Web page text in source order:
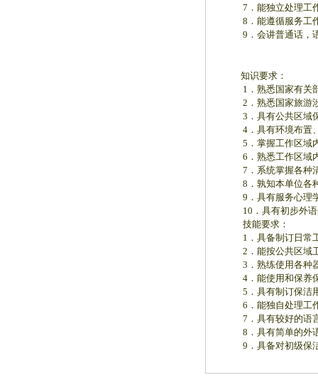
7．能独立处理工作
8．能遵循服务工作
9．会讲普通话，语
知识要求：
1．熟悉国家有关部
2．熟悉国家旅游涉
3．具有公共区域保
4．具有环境布置、
5．掌握工作区域内
6．熟悉工作区域内
7．系统掌握各种清
8．孰知本单位各种
9．具有服务心理学
10．具有初步外语
技能要求：
1．具备制订日常工
2．能按公共区域卫
3．熟练使用各种器
4．能使用和保养保
5．具有制订保洁用
6．能独自处理工作
7．具有较好的语言
8．具有简单的外
9．具备对初级保洁